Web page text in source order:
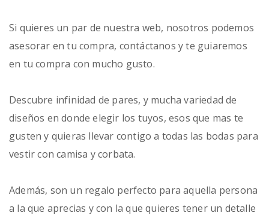
Si quieres un par de nuestra web, nosotros podemos
asesorar en tu compra, contáctanos y te guiaremos
en tu compra con mucho gusto.
Descubre infinidad de pares, y mucha variedad de
diseños en donde elegir los tuyos, esos que mas te
gusten y quieras llevar contigo a todas las bodas para
vestir con camisa y corbata.
Además, son un regalo perfecto para aquella persona
a la que aprecias y con la que quieres tener un detalle